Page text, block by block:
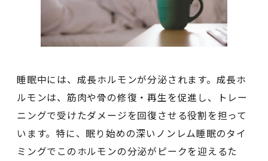
睡眠中には、成長ホルモンが分泌されます。成長ホ
ルモンは、筋肉や骨の修復・再生を促進し、トレー
ニングで受けたダメージを回復させる役割を担って
います。特に、眠り始めの深いノンレム睡眠のタイ
ミングでこのホルモンの分泌がピークを迎えるた